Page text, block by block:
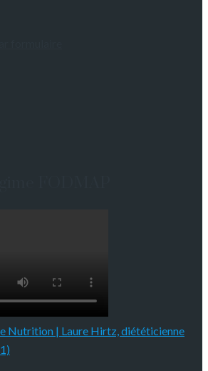
Nutrition | Laure Hirtz, diététicienne